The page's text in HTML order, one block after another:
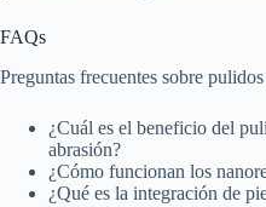
FAQs
Preguntas frecuentes sobre
¿Cuál es el beneficio del
abrasión?
¿Cómo funcionan los
¿Qué es la integración de